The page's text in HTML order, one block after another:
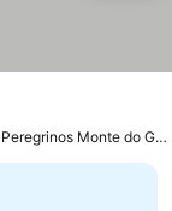
a 1.1 km de Albergue de Peregrinos Monte do Gozo